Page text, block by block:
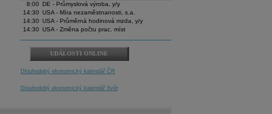
8:00
DE - Průmyslová výroba, y/y
14:30 USA - Míra nezaměstnanosti, s.a.
14:30 USA - Průměrná hodinová mzda, y/y
14:30 USA - Změna počtu prac. míst
UDÁLOSTI ONLINE
Dlouhodobý ekonomický kalendář ČR
Dlouhodobý ekonomický kalendář Svět